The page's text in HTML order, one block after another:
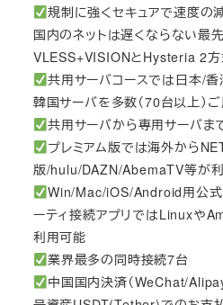
規制に強くセキュアで速度の
国内のネットは遅くならない最
VLESS+VISIONとHysteria 2方
共用サーバコースでは日本/
韓国サーバを多数（70台以上）
共用サーバから専用サーバま
プレミアム版では海外から
版/hulu/DAZN/AbemaTV等が
Win/Mac/iOS/Android用公式
ーティ接続アプリではLinuxや
利用可能
業界最多の同時接続7台
中国国内決済（WeChat/Alipay